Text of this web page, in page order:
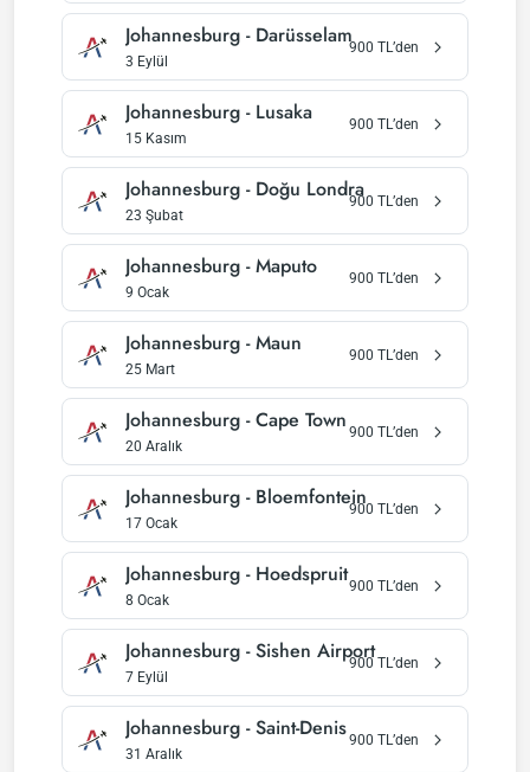
Johannesburg - Darüsselam
3 Eylül
900 TL’den
Johannesburg - Lusaka
15 Kasım
900 TL’den
Johannesburg - Doğu Londra
23 Şubat
900 TL’den
Johannesburg -Maputo
9 Ocak
900 TL’den
Johannesburg -Maun
25 Mart
900 TL’den
Johannesburg -Cape Town
20 Aralık
900 TL’den
Johannesburg - Bloemfontein
17 Ocak
900 TL’den
Johannesburg - Hoedspruit
8 Ocak
900 TL’den
Johannesburg -Sishen Airport
7 Eylül
900 TL’den
Johannesburg -Saint-Denis
31 Aralık
900 TL’den